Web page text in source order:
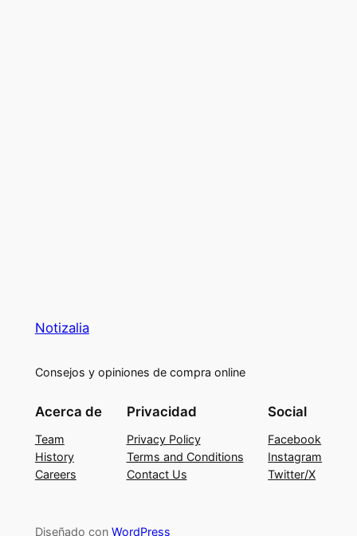
Notizalia
Consejos y opiniones de compra online
Acerca de
Team
History
Careers
Privacidad
Privacy Policy
Terms and Conditions
Contact Us
Social
Facebook
Instagram
Twitter/X
Diseñado con WordPress